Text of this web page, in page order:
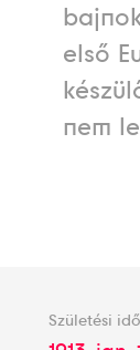
első
nem
Születési idő